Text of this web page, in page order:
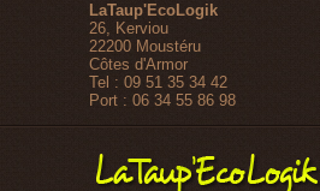
LaTaup'EcoLogik
26, Kerviou
22200 Moustéru
Côtes d'Armor
Tel : 09 51 35 34 42
Port : 06 34 55 86 98